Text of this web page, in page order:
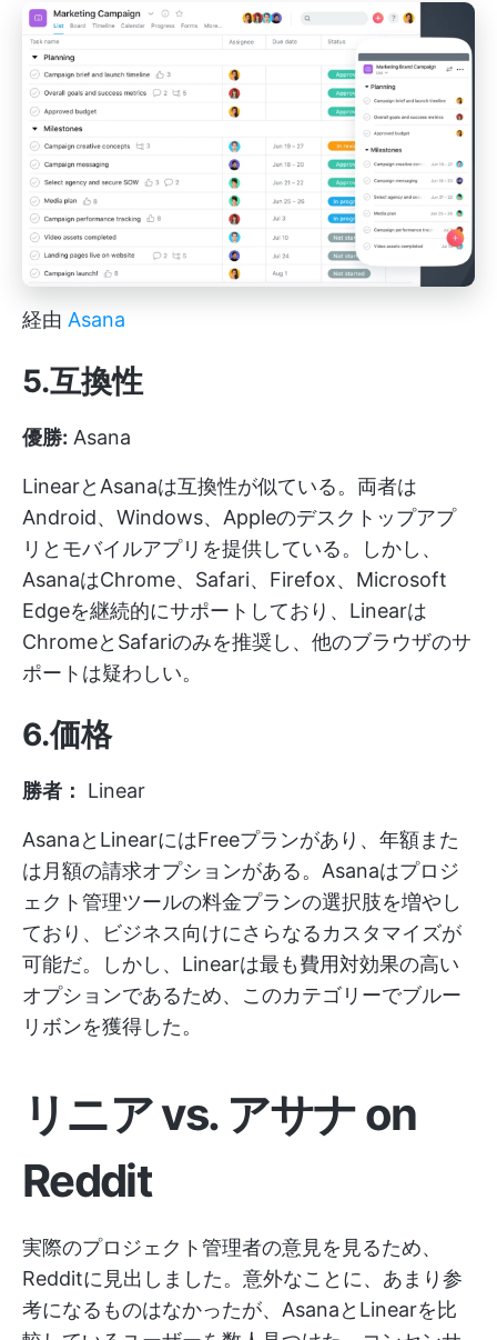
経由 Asana
5.互換性
優勝: Asana
LinearとAsanaは互換性が似ている。両者は
Android、Windows、Appleのデスクトップアプ
リとモバイルアプリを提供している。しかし、
AsanaはChrome、Safari、Firefox、Microsoft
Edgeを継続的にサポートしており、Linearは
ChromeとSafariのみを推奨し、他のブラウザのサ
ポートは疑わしい。
6.価格
勝者： Linear
AsanaとLinearにはFreeプランがあり、年額また
は月額の請求オプションがある。Asanaはプロジ
ェクト管理ツールの料金プランの選択肢を増やし
ており、ビジネス向けにさらなるカスタマイズが
可能だ。しかし、Linearは最も費用対効果の高い
オプションであるため、このカテゴリーでブルー
リボンを獲得した。
リニア vs. アサナ on
Reddit
実際のプロジェクト管理者の意見を見るため、
Redditに見出しました。意外なことに、あまり参
考になるものはなかったが、AsanaとLinearを比